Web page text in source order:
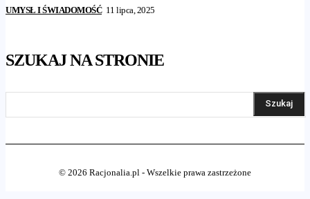
UMYSŁ I ŚWIADOMOŚĆ 11 lipca, 2025
SZUKAJ NA STRONIE
Szukaj
© 2026 Racjonalia.pl - Wszelkie prawa zastrzeżone